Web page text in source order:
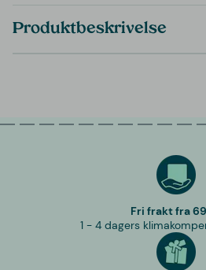
Produktbeskrivelse
Fri frakt fra
1 - 4 dagers